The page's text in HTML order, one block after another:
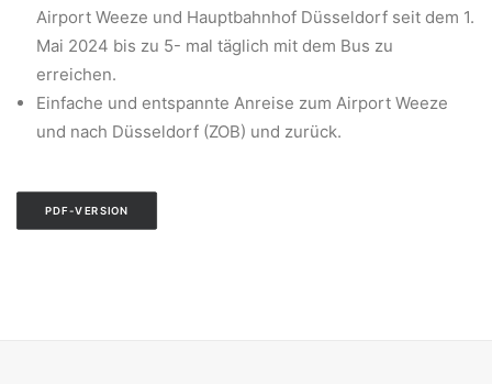
Airport Weeze und Hauptbahnhof Düsseldorf seit dem 1.
Mai 2024 bis zu 5- mal täglich mit dem Bus zu
erreichen.
Einfache und entspannte Anreise zum Airport Weeze
und nach Düsseldorf (ZOB) und zurück.
PDF-VERSION